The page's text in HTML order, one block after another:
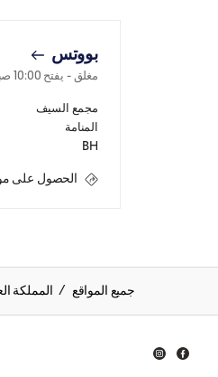
بووتس
مغلق - يفتح 10:00 صباحاً
مجمع السيف
المنامة
BH
الحصول على
جميع المواقع المملكة